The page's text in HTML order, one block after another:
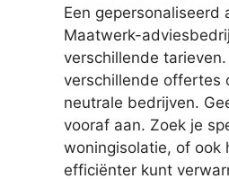
Een gepersonaliseerd
Maatwerk-
verschillende
verschillende offertes
neutrale bedrijven.
vooraf aan. Zoek je
woningisolatie, of ook
efficiënter kunt